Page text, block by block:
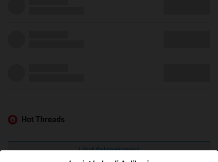
Hot Threads
Lihat Selengkapnya